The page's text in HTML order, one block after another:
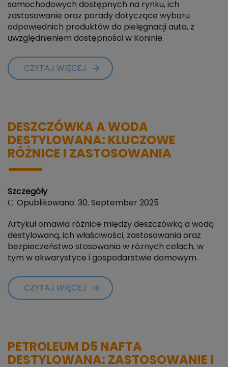
samochodowych dostępnych na rynku, ich
zastosowanie oraz porady dotyczące wyboru
odpowiednich produktów do pielęgnacji auta, z
uwzględnieniem dostępności w Koninie.
CZYTAJ WIĘCEJ
DESZCZÓWKA A WODA
DESTYLOWANA: KLUCZOWE
RÓŻNICE I ZASTOSOWANIA
Szczegóły
Opublikowano: 30. September 2025
Artykuł omawia różnice między deszczówką a wodą
destylowaną, ich właściwości, zastosowania oraz
bezpieczeństwo stosowania w różnych celach, w
tym w akwarystyce i gospodarstwie domowym.
CZYTAJ WIĘCEJ
PETROLEUM D5 NAFTA
DESTYLOWANA: ZASTOSOWANIE I